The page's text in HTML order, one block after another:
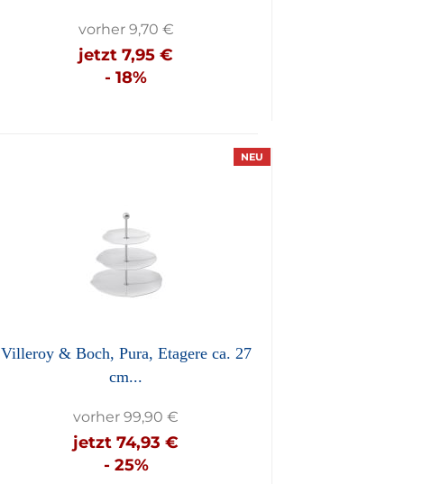
vorher 9,70 €
jetzt 7,95 €
- 18%
NEU
Villeroy & Boch, Pura, Etagere ca. 27
cm...
vorher 99,90 €
jetzt 74,93 €
- 25%